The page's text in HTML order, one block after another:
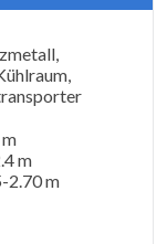
m
2.70 m